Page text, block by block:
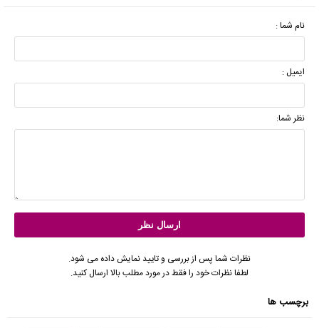
نام شما :
ایمیل :
نظر شما:
نظرات شما پس از بررسی و تایید نمایش داده می شود.
لطفا نظرات خود را فقط در مورد مطلب بالا ارسال کنید.
برچسب ها